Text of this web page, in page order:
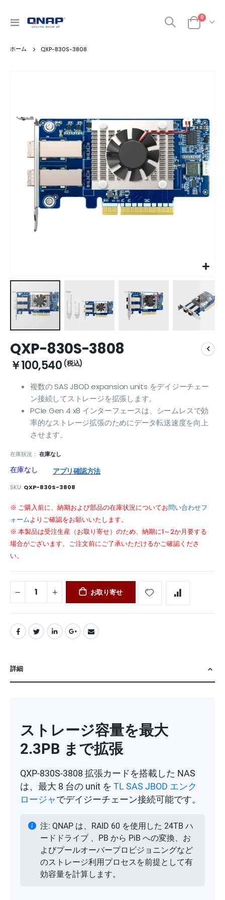
ナ
呼
カート
0商品
QXP-830S-3808
images
gallery
to
the
beginning
images
gallery
QXP-830S-3808
￥100,540
複数の SAS JBOD expansion units をデイジーチェー
ン接続してストレージを拡張します。
PCIe Gen 4 x8 インターフェースは、シームレスで効
率的なストレージ拡張のためにデータ転送速度を向上
させます。
在庫狀況： 在庫なし
在庫なし アプリ確認方法
SKU QXP-830S-3808
※ ご購入前に、納期および部品の在庫状況についてお問い合わせフ
ォームよりご確認をお願いいたします。
※ 本製品は受注生産（お取り寄せ）のため、納期に1～2か月要する
場合がございます。ご注文前にご了承いただけるかご確認くださ
い。
お取り寄せ
詳細